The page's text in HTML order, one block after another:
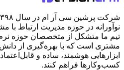
تیم ما متشکل از متخصصان حوزه
مشتری است که با بهره‌گیری از دانش
ابزارهایی هوشمند، ساده و
کسب‌وکارها فراهم کنند.